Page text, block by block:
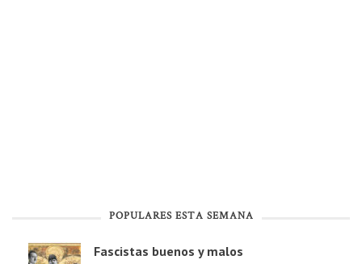
POPULARES ESTA SEMANA
Fascistas buenos y malos